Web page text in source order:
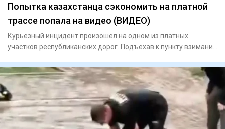
Попытка казахстанца сэкономить на платной
трассе попала на видео (ВИДЕО)
Курьезный инцидент произошел на одном из платных
участков республиканских дорог. Подъехав к пункту взимания